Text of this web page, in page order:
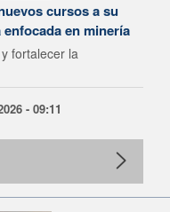
cursos a su
en minería
fortalecer la
- 09:11